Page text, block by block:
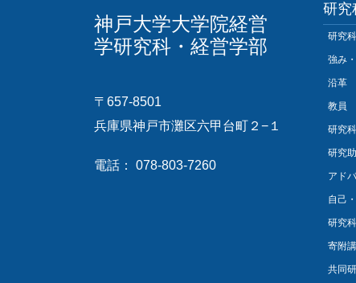
神戸大学大学院経営
学研究科・経営学部
〒657-8501
兵庫県神戸市灘区六甲台町２−１
電話： 078-803-7260
研究
研究
強み
沿革
教員
研究
研究
アド
自己
研究
寄附
共同